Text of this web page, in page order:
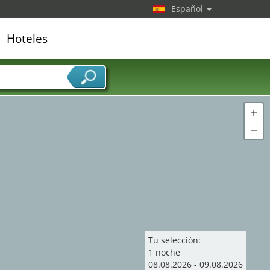
+
−
Tu selección:
1 noche
08.08.2026 - 09.08.2026
Español
Hoteles
de servicios